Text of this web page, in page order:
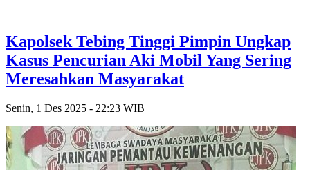
Kapolsek Tebing Tinggi Pimpin Ungkap
Kasus Pencurian Aki Mobil Yang Sering
Meresahkan Masyarakat
Senin, 1 Des 2025 - 22:23 WIB